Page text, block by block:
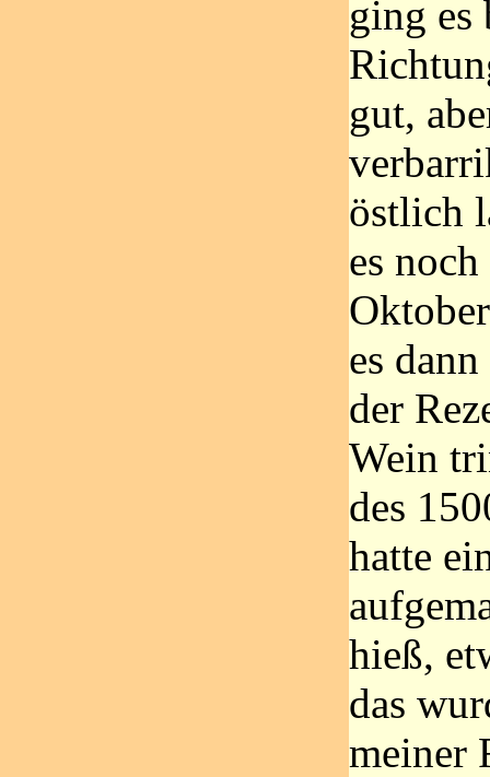
ging es
gut,
östlich
es
es
der
Wein
des
hatte
hieß,
das
meiner